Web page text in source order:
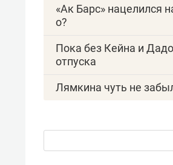
«Ак Барс» нацелился
о?
Пока без Кейна и
отпуска
Лямкина чуть не